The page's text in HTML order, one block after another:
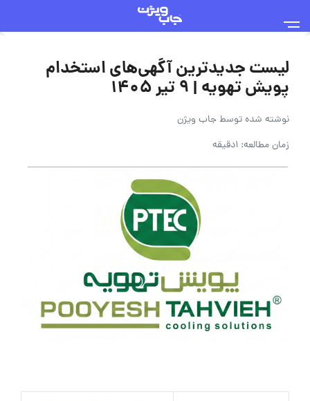
لیست جدیدترین آگهی‌های استخدام
پویش تهویه | ۹ تیر ۱۴۰۵
نوشته شده توسطجاب ویژن
زمان مطالعه: 1دقیقه